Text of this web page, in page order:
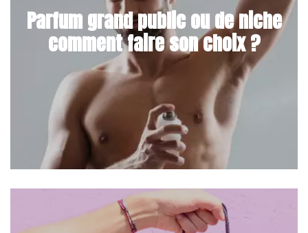
Parfum grand public ou de niche
comment faire son choix ?